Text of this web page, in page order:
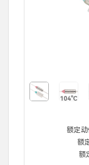
额定
额
额